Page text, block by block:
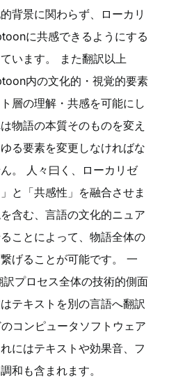
背景に関わらず、ローカリ
に共感できるようにする
います。 また翻訳以上
内の文化的・視覚的要素
層の理解・共感を可能にし
物語の本質そのものを変え
る要素を変更しなければな
。 人々曰く、ローカリゼ
と「共感性」を融合させま
含む、言語の文化的ニュア
ことによって、物語全体の
げることが可能です。 一
プロセス全体の技術的側面
テキストを別の言語へ翻訳
コンピュータソフトウェア
にはテキストや効果音、フ
和も含まれます。